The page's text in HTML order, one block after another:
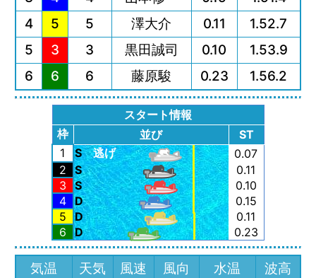
4
5 5 澤大介 0.11
1.52.7
5
3 3 黒田誠司 0.10
1.53.9
6
6 6 藤原駿 0.23 1.56.2
スタート情報
枠
並び
ST
1
S 逃げ
0.07
2
S
0.11
3
S
0.10
4 D
0.15
5
D
0.11
6
D 0.23
気温 天気 風速 風向 水温 波高